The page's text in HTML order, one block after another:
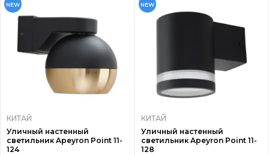
NEW
КИТАЙ
Уличный настенный
светильник Apeyron Point 11-
124
NEW
КИТАЙ
Уличный настенный
светильник Apeyron Point 11-
128